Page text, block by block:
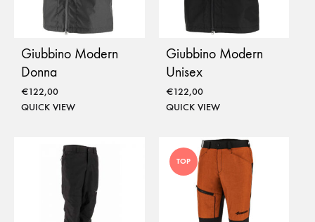
Giubbino Modern
Donna
€122,00
QUICK VIEW
Giubbino Modern
Unisex
€122,00
QUICK VIEW
TOP